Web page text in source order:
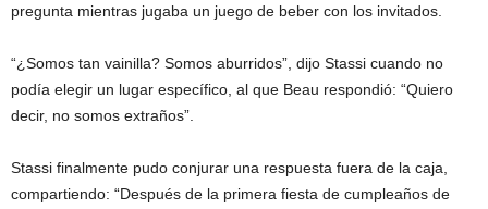
pregunta mientras jugaba un juego de beber con los invitados.
“¿Somos tan vainilla? Somos aburridos”, dijo Stassi cuando no
podía elegir un lugar específico, al que Beau respondió: “Quiero
decir, no somos extraños”.
Stassi finalmente pudo conjurar una respuesta fuera de la caja,
compartiendo: “Después de la primera fiesta de cumpleaños de